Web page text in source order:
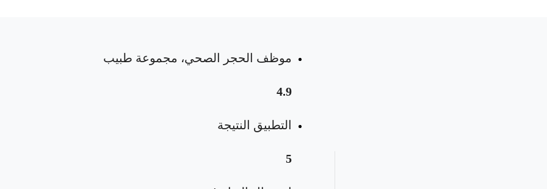
موظف الحجر الصحي، مجموعة طبيب
4.9
التطبيق النتيجة
5